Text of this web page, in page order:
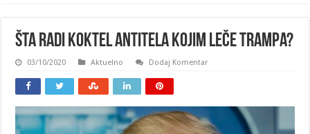
Šta radi koktel antitela kojim leče Trampa?
03/10/2020 Aktuelno Dodaj Komentar